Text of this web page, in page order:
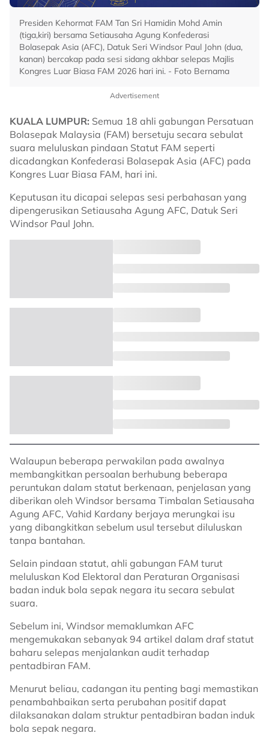
Presiden Kehormat FAM Tan Sri Hamidin Mohd Amin
(tiga,kiri) bersama Setiausaha Agung Konfederasi
Bolasepak Asia (AFC), Datuk Seri Windsor Paul John (dua,
kanan) bercakap pada sesi sidang akhbar selepas Majlis
Kongres Luar Biasa FAM 2026 hari ini. - Foto Bernama
Advertisement
KUALA LUMPUR: Semua 18 ahli gabungan Persatuan
Bolasepak Malaysia (FAM) bersetuju secara sebulat
suara meluluskan pindaan Statut FAM seperti
dicadangkan Konfederasi Bolasepak Asia (AFC) pada
Kongres Luar Biasa FAM, hari ini.
Keputusan itu dicapai selepas sesi perbahasan yang
dipengerusikan Setiausaha Agung AFC, Datuk Seri
Windsor Paul John.
Walaupun beberapa perwakilan pada awalnya
membangkitkan persoalan berhubung beberapa
peruntukan dalam statut berkenaan, penjelasan yang
diberikan oleh Windsor bersama Timbalan Setiausaha
Agung AFC, Vahid Kardany berjaya merungkai isu
yang dibangkitkan sebelum usul tersebut diluluskan
tanpa bantahan.
Selain pindaan statut, ahli gabungan FAM turut
meluluskan Kod Elektoral dan Peraturan Organisasi
badan induk bola sepak negara itu secara sebulat
suara.
Sebelum ini, Windsor memaklumkan AFC
mengemukakan sebanyak 94 artikel dalam draf statut
baharu selepas menjalankan audit terhadap
pentadbiran FAM.
Menurut beliau, cadangan itu penting bagi memastikan
penambahbaikan serta perubahan positif dapat
dilaksanakan dalam struktur pentadbiran badan induk
bola sepak negara.